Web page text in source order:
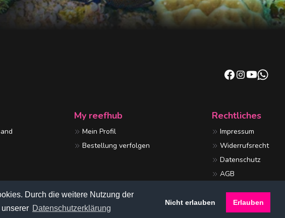
Durch die weitere Nutzung der
Datenschutzerklärung
Nicht erlauben Erlauben
My reefhub
Mein Profil
Bestellung verfolgen
Rechtliches
Impressum
Widerrufsrecht
Datenschutz
AGB